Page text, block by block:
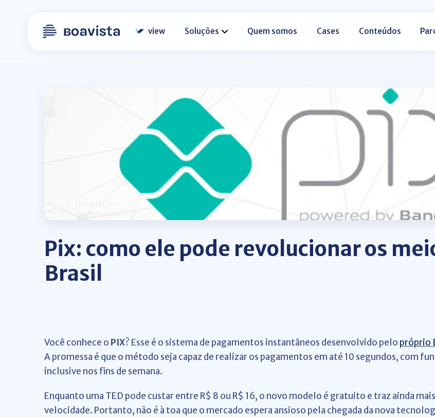
view Soluções Quem somos Cases Conteúdos
Pix: como ele pode revolucionar os
Brasil
Você conhece o PIX? Esse é o sistema de pagamentos instantâneos desenvolvido pelo próprio
A promessa é que o método seja capaz de realizar os pagamentos em até 10 segundos, com
inclusive nos fins de semana.
Enquanto uma TED pode custar entre R$ 8 ou R$ 16, o novo modelo é gratuito e traz ainda
velocidade. Portanto, não é à toa que o mercado espera ansioso pela chegada da nova